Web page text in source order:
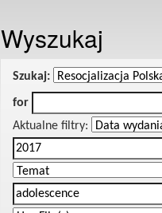
Wyszukaj
Szukaj:
for
Aktualne filtry: